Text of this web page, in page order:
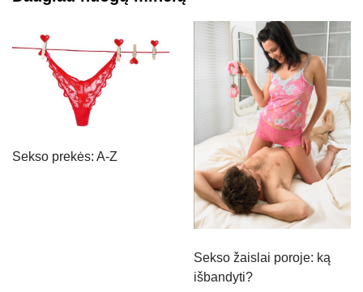
Sekso prekės: A-Z
Sekso žaislai poroje: ką
išbandyti?